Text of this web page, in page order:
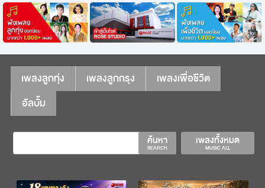
เพลงลูกทุ่ง เพลงลูกกรุง
เพลงเพื่อชีวิต
อัลบั้ม
เพลงทั้งหมด
MUSIC ALL
ค้นหา
SEARCH